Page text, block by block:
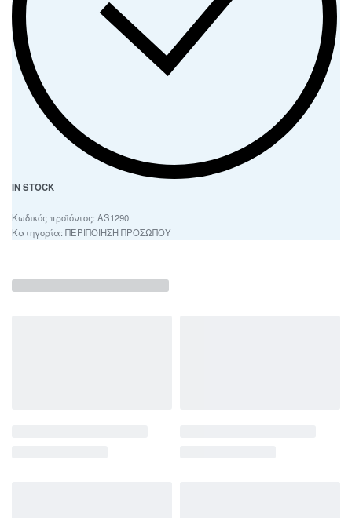
IN STOCK
AS1290
Κατηγορία: ΠΕΡΙΠΟΙΗΣΗ ΠΡΟΣΩΠΟΥ